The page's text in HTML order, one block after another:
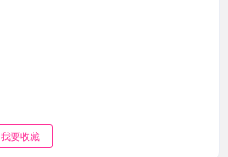
我要收藏